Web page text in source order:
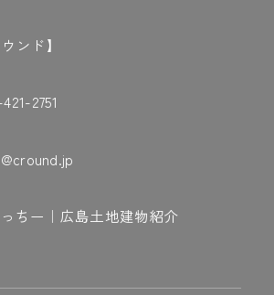
ンド】
2751
ちー｜広島土地建物紹介